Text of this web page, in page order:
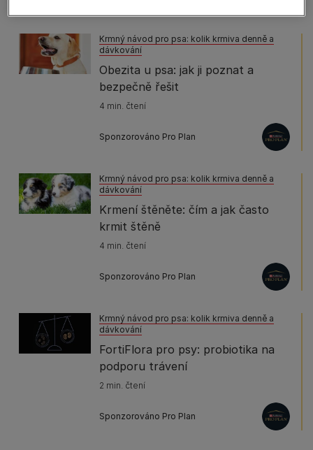
Krmný návod pro psa: kolik krmiva denně a
dávkování
Obezita u psa: jak ji poznat a
bezpečně řešit
4 min. čtení
Sponzorováno Pro Plan
Krmný návod pro psa: kolik krmiva denně a
dávkování
Krmení štěněte: čím a jak často
krmit štěně
4 min. čtení
Sponzorováno Pro Plan
Krmný návod pro psa: kolik krmiva denně a
dávkování
FortiFlora pro psy: probiotika na
podporu trávení
2 min. čtení
Sponzorováno Pro Plan